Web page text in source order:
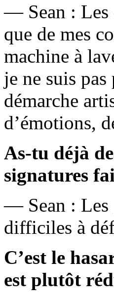
— Sean : Les
que de mes
machine à
je ne suis
démarche
d’émotions,
As-tu déjà
signatures
— Sean : Les
difficiles à
C’est le
est plutôt